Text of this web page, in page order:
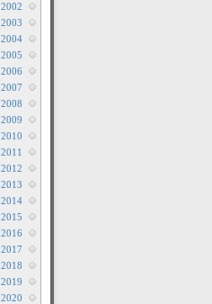
2002
2003
2004
2005
2006
2007
2008
2009
2010
2011
2012
2013
2014
2015
2016
2017
2018
2019
2020